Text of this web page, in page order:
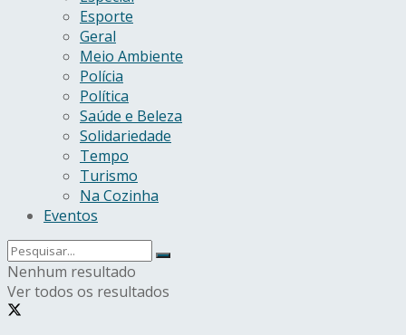
Esporte
Geral
Meio Ambiente
Polícia
Política
Saúde e Beleza
Solidariedade
Tempo
Turismo
Na Cozinha
Eventos
Nenhum resultado
Ver todos os resultados